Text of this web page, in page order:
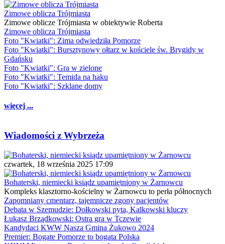
Zimowe oblicza Trójmiasta
Zimowe oblicze Trójmiasta w obiektywie Roberta
Zimowe oblicza Trójmiasta
Foto "Kwiatki": Zima odwiedziła Pomorze
Foto "Kwiatki": Bursztynowy ołtarz w kościele św. Brygidy w
Gdańsku
Foto "Kwiatki": Gra w zielone
Foto "Kwiatki": Temida na haku
Foto "Kwiatki": Szklane domy
więcej ...
Wiadomości z Wybrzeża
czwartek, 18 września 2025 17:09
Bohaterski, niemiecki ksiądz upamiętniony w Żarnowcu
Kompleks klasztorno-kościelny w Żarnowcu to perła północnych
Zapomniany cmentarz, tajemnicze zgony pacjentów
Debata w Szemudzie: Dołkowski pyta, Kalkowski kluczy
Łukasz Brządkowski: Ostra gra w Tczewie
Kandydaci KWW Nasza Gmina Żukowo 2024
Premier: Bogate Pomorze to bogata Polska